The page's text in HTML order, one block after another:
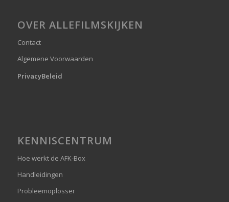
OVER ALLEFILMSKIJKEN
Contact
Algemene Voorwaarden
PrivacyBeleid
KENNISCENTRUM
Hoe werkt de AFK-Box
Handleidingen
Probleemoplosser